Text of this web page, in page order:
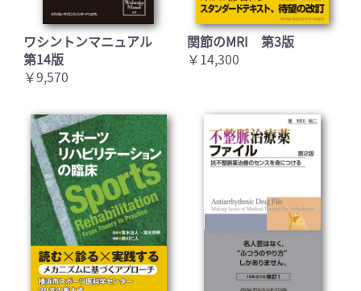
ワシントンマニュアル
第14版
￥9,570
関節のMRI 第3版
￥14,300